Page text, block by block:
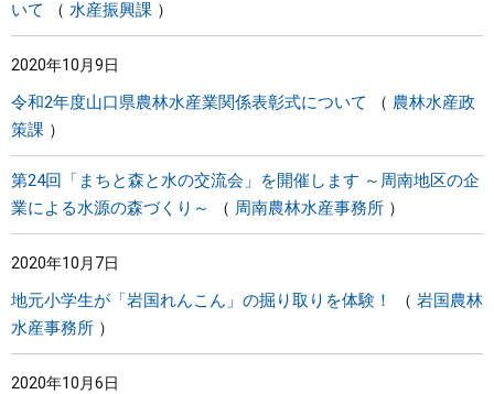
いて
水産振興課
2020年10月9日
令和2年度山口県農林水産業関係表彰式について
農林水産政
策課
第24回「まちと森と水の交流会」を開催します ～周南地区の企
業による水源の森づくり～
周南農林水産事務所
2020年10月7日
地元小学生が「岩国れんこん」の掘り取りを体験！
岩国農林
水産事務所
2020年10月6日